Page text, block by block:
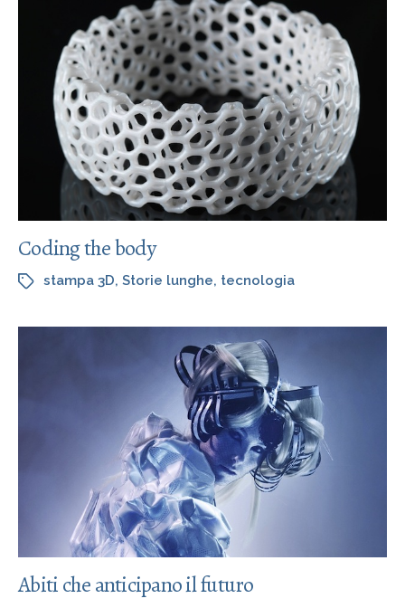
Coding the body
stampa 3D, Storie lunghe, tecnologia
Abiti che anticipano il futuro